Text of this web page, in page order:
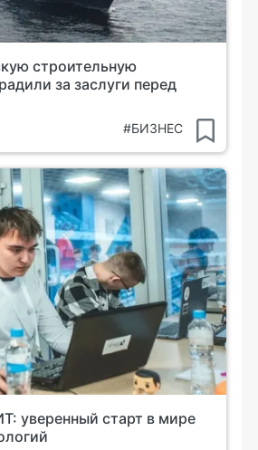
строительную
за заслуги перед
#БИЗНЕС
уверенный старт в мире